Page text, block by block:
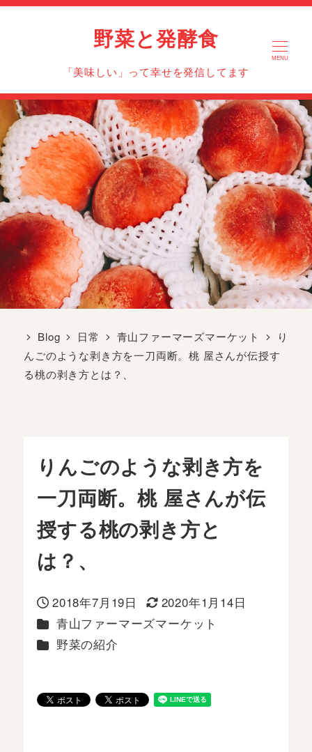
野菜と発酵食
「美味しい」って幸せを発信してます
MENU
Blog 日常 青山ファーマーズマーケット
り
んごのような剥き方を一刀両断。桃 屋さんが伝授す
る桃の剥き方とは？、
りんごのような剥き方を
一刀両断。桃 屋さんが伝
授する桃の剥き方と
は？、
投稿日
2018年7月19日
更新日
2020年1月14日
カテゴリー
青山ファーマーズマーケット
カテゴリー
野菜の紹介